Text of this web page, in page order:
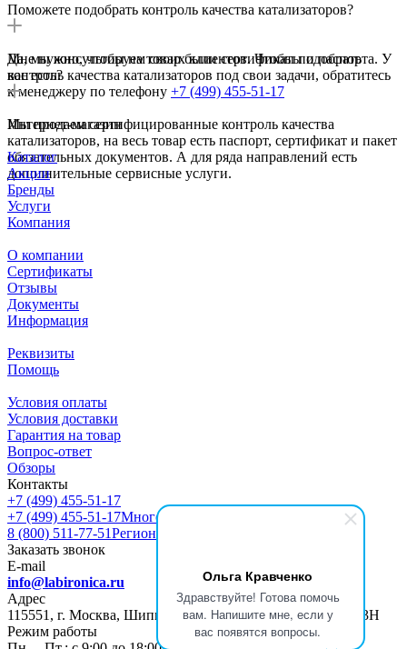
Ольга Кравченко
Здравствуйте! Готова помочь
вам. Напишите мне, если у
вас появятся вопросы.
Поможете подобрать контроль качества катализаторов?
Да, мы консультируем своих клиентов. Чтобы подобрать
контроль качества катализаторов под свои задачи, обратитесь
к менеджеру по телефону +7 (499) 455-51-17
Мне нужно, чтобы на товар были сертификаты и паспорта. У
вас есть?
Мы продаем сертифицированные контроль качества
катализаторов, на весь товар есть паспорт, сертификат и пакет
обязательных документов. А для ряда направлений есть
дополнительные сервисные услуги.
Интернет-магазин
Каталог
Акции
Бренды
Услуги
Компания
О компании
Сертификаты
Отзывы
Документы
Информация
Реквизиты
Помощь
Условия оплаты
Условия доставки
Гарантия на товар
Вопрос-ответ
Обзоры
Контакты
+7 (499) 455-51-17
+7 (499) 455-51-17Многоканальный
8 (800) 511-77-51Регионы РФ
Заказать звонок
E-mail
info@labironica.ru
Адрес
115551, г. Москва, Шипиловский пр-д, д. 47, ПОМЕЩ. 13Н
Режим работы